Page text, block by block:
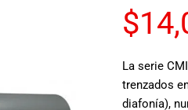
$
La serie
trenzados
diafonía),